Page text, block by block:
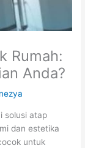
Rumah:
Anda?
solusi atap
dan estetika
untuk